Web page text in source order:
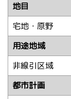
地目
宅地・原野
用途地域
非線引区域
都市計画